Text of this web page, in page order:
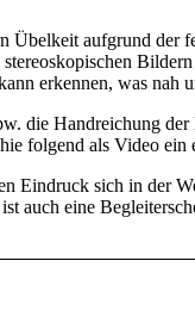
Übelkeit aufgrund
erkennen, was nah
die Handreichung
folgend als Video ein
Eindruck sich in der
auch eine